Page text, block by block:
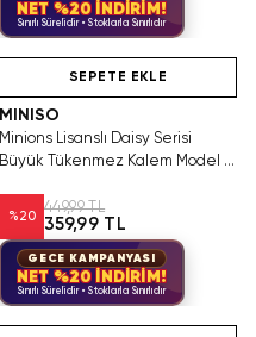
NET %20 İNDİRİM!
Sınırlı Sürelidir • Stoklarla Sınırlıdır
Tükenmeden Satın Al
SEPETE EKLE
MINISO
Minions Lisanslı Daisy Serisi
Büyük Tükenmez Kalem Model B
%20
449,99 TL
359,99 TL
GECE KAMPANYASI
NET %20 İNDİRİM!
Sınırlı Sürelidir • Stoklarla Sınırlıdır